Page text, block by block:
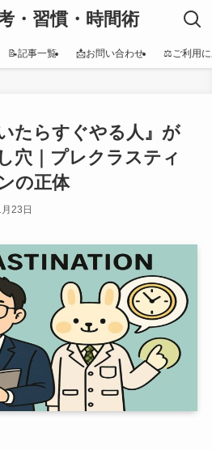
・習慣・時間術
📝記事一覧 📩お問い合わせ ⚖️ご利用
たらすぐやる人』が
穴｜プレクラスティ
の正体
23日